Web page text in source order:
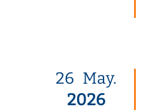
26 May.
2026